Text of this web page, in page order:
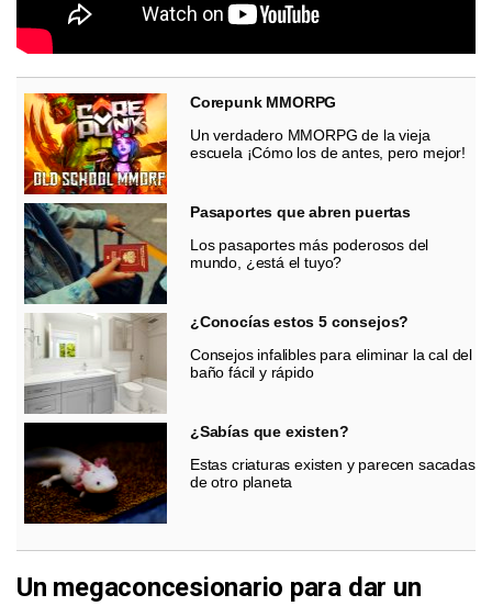
Corepunk MMORPG
Un verdadero MMORPG de la vieja
escuela ¡Cómo los de antes, pero mejor!
Pasaportes que abren puertas
Los pasaportes más poderosos del
mundo, ¿está el tuyo?
¿Conocías estos 5 consejos?
Consejos infalibles para eliminar la cal del
baño fácil y rápido
¿Sabías que existen?
Estas criaturas existen y parecen sacadas
de otro planeta
Un megaconcesionario para dar un